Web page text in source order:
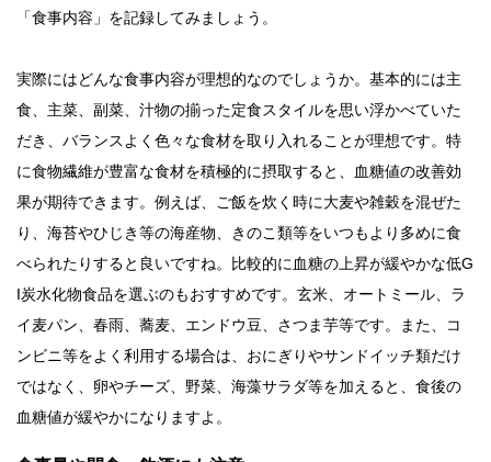
「食事内容」を記録してみましょう。
実際にはどんな食事内容が理想的なのでしょうか。基本的には主
食、主菜、副菜、汁物の揃った定食スタイルを思い浮かべていた
だき、バランスよく色々な食材を取り入れることが理想です。特
に食物繊維が豊富な食材を積極的に摂取すると、血糖値の改善効
果が期待できます。例えば、ご飯を炊く時に大麦や雑穀を混ぜた
り、海苔やひじき等の海産物、きのこ類等をいつもより多めに食
べられたりすると良いですね。比較的に血糖の上昇が緩やかな低G
I炭水化物食品を選ぶのもおすすめです。玄米、オートミール、ラ
イ麦パン、春雨、蕎麦、エンドウ豆、さつま芋等です。また、コ
ンビニ等をよく利用する場合は、おにぎりやサンドイッチ類だけ
ではなく、卵やチーズ、野菜、海藻サラダ等を加えると、食後の
血糖値が緩やかになりますよ。